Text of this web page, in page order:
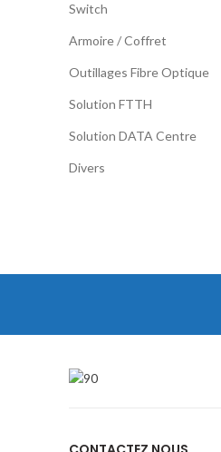
Switch
Armoire / Coffret
Outillages Fibre Optique
Solution FTTH
Solution DATA Centre
Divers